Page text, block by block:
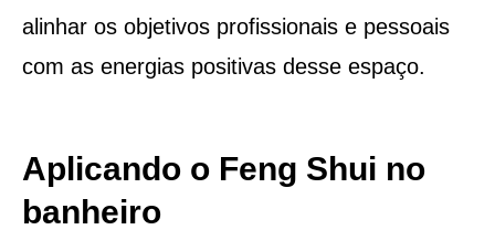
alinhar os objetivos profissionais e pessoais
com as energias positivas desse espaço.
Aplicando o Feng Shui no
banheiro